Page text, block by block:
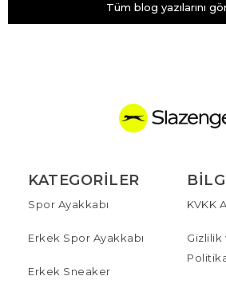
Tüm blog yazılarını
KATEGORILER
Spor Ayakkabı
Erkek Spor Ayakkabı
Erkek Sneaker
KVKK
Gizlilik